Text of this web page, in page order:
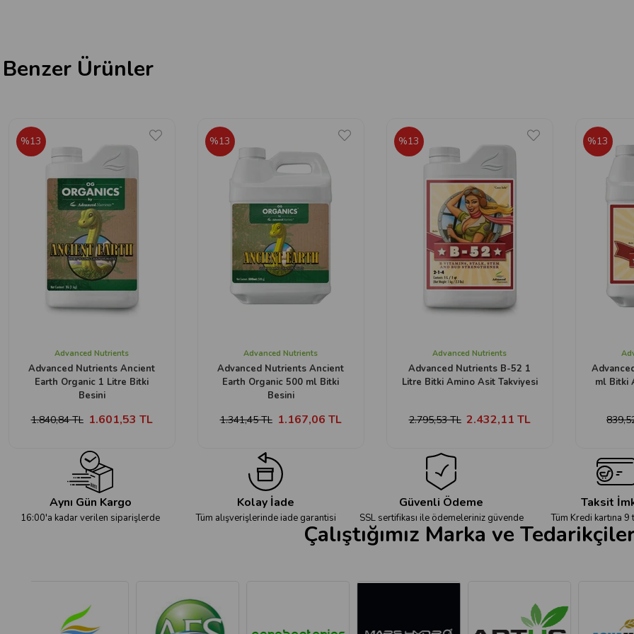
Benzer Ürünler
Advanced Nutrients
Advanced Nutrients Ancient
Earth Organic 1 Litre Bitki
Besini
1.601,53 TL
1.840,84 TL
%13
Advanced Nutrients
Advanced Nutrients Ancient
Earth Organic 500 ml Bitki
Besini
1.167,06 TL
1.341,45 TL
%13
Advanced Nutrients
Advanced Nutrients B-52 1
Litre Bitki Amino Asit Takviyesi
2.432,11 TL
2.795,53 TL
%13
ml Bitki
%13
Aynı Gün Kargo
16:00'a kadar verilen siparişlerde
Kolay İade
Tüm alışverişlerinde iade garantisi
Güvenli Ödeme
SSL sertifikası ile ödemeleriniz güvende
Taksit
Tüm Kredi kartına 9
Çalıştığımız Marka ve